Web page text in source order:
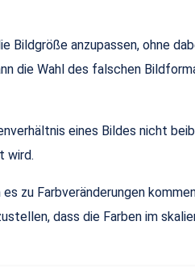
Bildgröße anzupassen, ohne
die Wahl des falschen
eines Bildes nicht
wird.
zu Farbveränderungen
dass die Farben im